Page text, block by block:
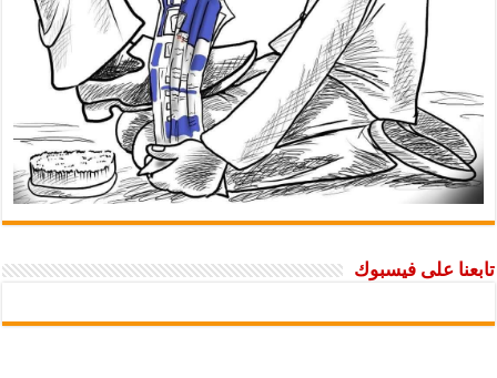
تابعنا على فيسبوك